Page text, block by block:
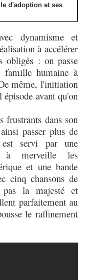
d'adoption et ses
dynamisme et
à accélérer
obligés : on passe
humaine à
même, l'initiation
épisode avant qu'on
frustrants dans son
passer plus de
servi par une
à merveille les
et une bande
cinq chansons de
la majesté et
parfaitement au
le raffinement